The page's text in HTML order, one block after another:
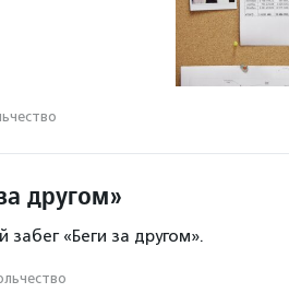
другом»
«Беги за другом».